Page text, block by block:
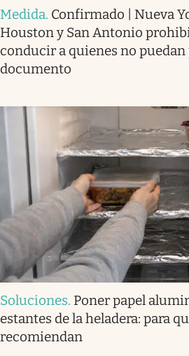
Medida. Confirmado | Nueva
Houston y San Antonio
conducir a quienes no
documento
Soluciones. Poner papel
estantes de la heladera: para
recomiendan